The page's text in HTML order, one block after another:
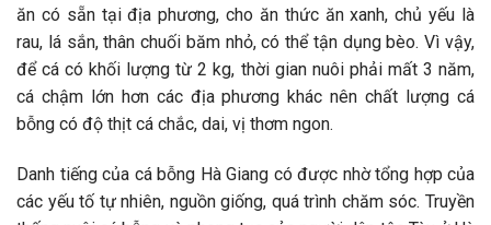
ăn có sẵn tại địa phương, cho ăn thức ăn xanh, chủ yếu là
rau, lá sắn, thân chuối băm nhỏ, có thể tận dụng bèo. Vì vậy,
để cá có khối lượng từ 2 kg, thời gian nuôi phải mất 3 năm,
cá chậm lớn hơn các địa phương khác nên chất lượng cá
bỗng có độ thịt cá chắc, dai, vị thơm ngon.
Danh tiếng của cá bỗng Hà Giang có được nhờ tổng hợp của
các yếu tố tự nhiên, nguồn giống, quá trình chăm sóc. Truyền